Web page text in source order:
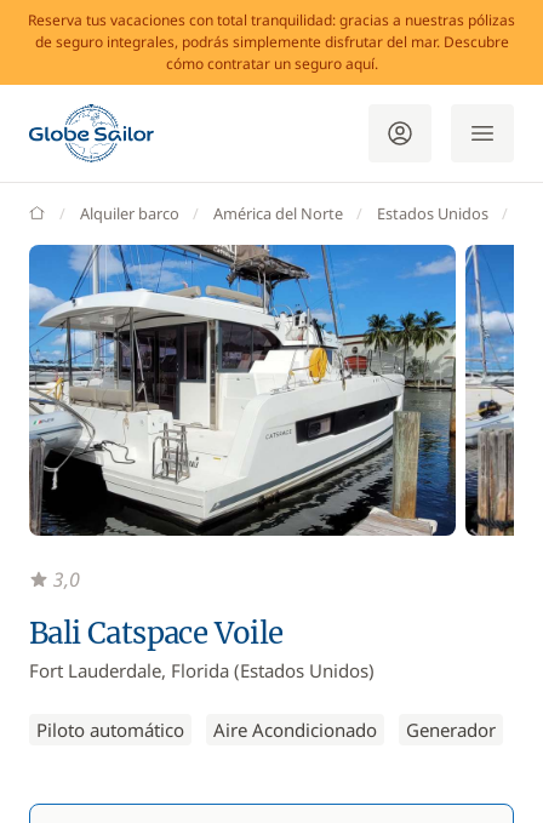
Reserva tus vacaciones con total tranquilidad: gracias a nuestras pólizas
de seguro integrales, podrás simplemente disfrutar del mar. Descubre
cómo contratar un seguro aquí.
GlobeSailor
Alquiler barco América del Norte Estados Unidos
Bali Catspace Voile
Fort Lauderdale, Florida (Estados Unidos)
Piloto automático Aire Acondicionado Generador
3,0